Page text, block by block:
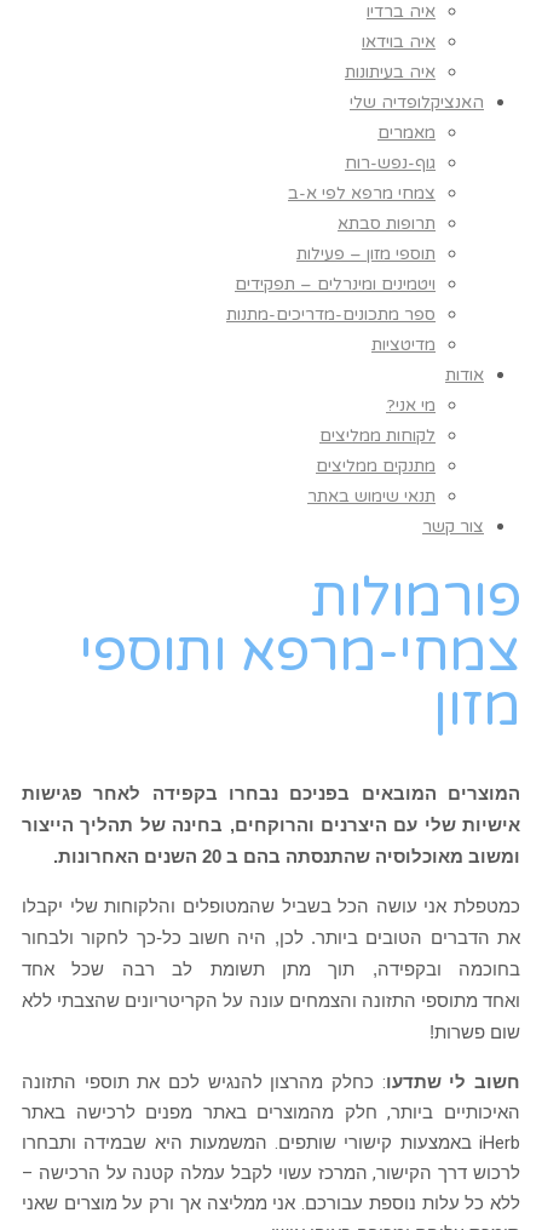
איה ברדיו
איה בוידאו
איה בעיתונות
האנציקלופדיה שלי
מאמרים
גוף-נפש-רוח
צמחי מרפא לפי א-ב
תרופות סבתא
תוספי מזון – פעילות
ויטמינים ומינרלים – תפקידים
ספר מתכונים-מדריכים-מתנות
מדיטציות
אודות
מי אני?
לקוחות ממליצים
מתנקים ממליצים
תנאי שימוש באתר
צור קשר
פורמולות
צמחי-מרפא ותוספי
מזון
המוצרים המובאים בפניכם נבחרו בקפידה לאחר פגישות
אישיות שלי עם היצרנים והרוקחים, בחינה של תהליך הייצור
ומשוב מאוכלוסיה שהתנסתה בהם ב 20 השנים האחרונות.
כמטפלת אני עושה הכל בשביל שהמטופלים והלקוחות שלי יקבלו
את הדברים הטובים ביותר. לכן, היה חשוב כל-כך לחקור ולבחור
בחוכמה ובקפידה, תוך מתן תשומת לב רבה שכל אחד
ואחד מתוספי התזונה והצמחים עונה על הקריטריונים שהצבתי ללא
שום פשרות!
חשוב לי שתדעו: כחלק מהרצון להנגיש לכם את תוספי התזונה
האיכותיים ביותר, חלק מהמוצרים באתר מפנים לרכישה באתר
iHerb באמצעות קישורי שותפים. המשמעות היא שבמידה ותבחרו
לרכוש דרך הקישור, המרכז עשוי לקבל עמלה קטנה על הרכישה –
ללא כל עלות נוספת עבורכם. אני ממליצה אך ורק על מוצרים שאני